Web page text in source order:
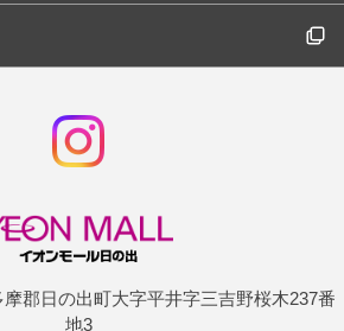
郡日の出町大字平井字三吉野桜木237番
地3